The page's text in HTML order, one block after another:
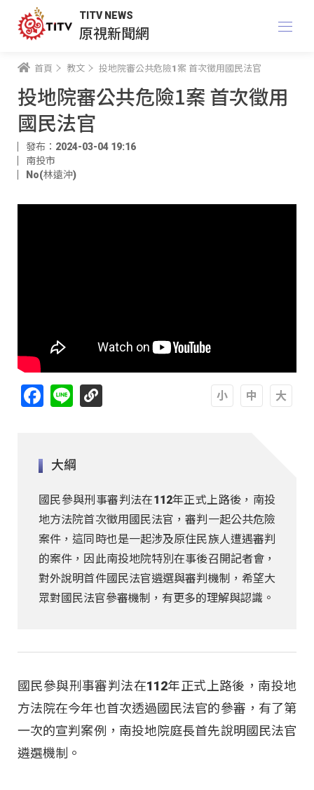
TITV NEWS
原視新聞網
首頁 教文 投地院審公共危險1案 首次徵用國民法官
投地院審公共危險1案 首次徵用
國民法官
發布：2024-03-04 19:16
南投市
No(林遠沖)
Facebook
Line
大綱
國民參與刑事審判法在112年正式上路後，南投
地方法院首次徵用國民法官，審判一起公共危險
案件，這同時也是一起涉及原住民族人遭遇審判
的案件，因此南投地院特別在事後召開記者會，
對外說明首件國民法官遴選與審判機制，希望大
眾對國民法官參審機制，有更多的理解與認識。
國民參與刑事審判法在112年正式上路後，南投地
方法院在今年也首次透過國民法官的參審，有了第
一次的宣判案例，南投地院庭長首先說明國民法官
遴選機制。